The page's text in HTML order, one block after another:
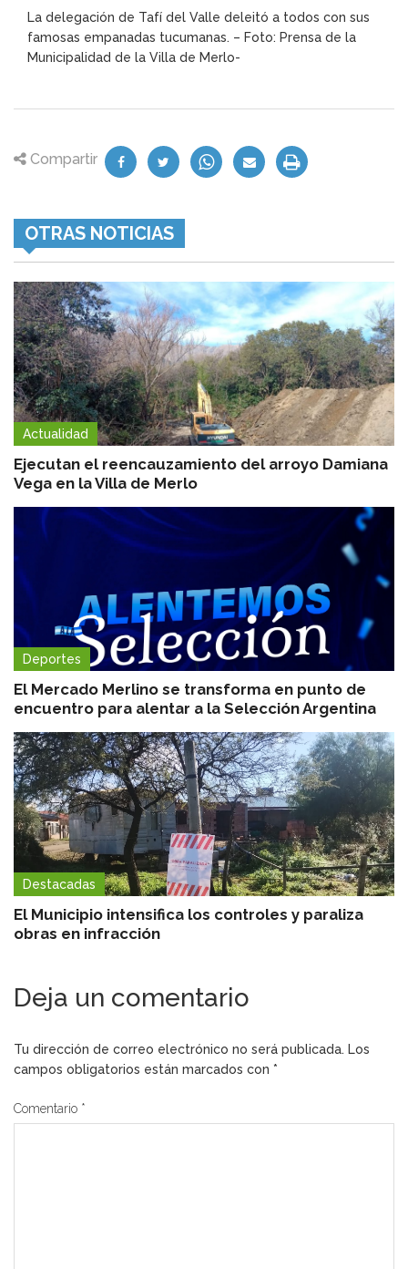
La delegación de Tafí del Valle deleitó a todos con sus
famosas empanadas tucumanas. – Foto: Prensa de la
Municipalidad de la Villa de Merlo-
Compartir
OTRAS NOTICIAS
Actualidad
Ejecutan el reencauzamiento del arroyo Damiana
Vega en la Villa de Merlo
Deportes
El Mercado Merlino se transforma en punto de
encuentro para alentar a la Selección Argentina
Destacadas
El Municipio intensifica los controles y paraliza
obras en infracción
Deja un comentario
Tu dirección de correo electrónico no será publicada. Los
campos obligatorios están marcados con *
Comentario *